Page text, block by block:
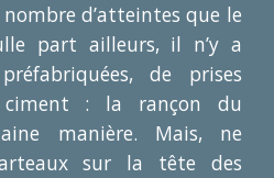
d’atteintes que le
part ailleurs, il n’y a
de prises
ciment : la rançon du
manière. Mais, ne
sur la tête des